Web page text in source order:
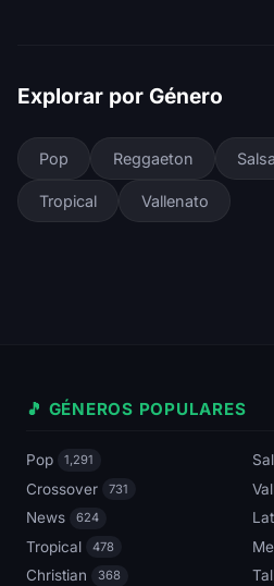
Explorar por Género
Pop Reggaeton Salsa
Tropical Vallenato
🎵 GÉNEROS POPULARES
Pop 1,291
Crossover 731
News 624
Tropical 478
Christian 368